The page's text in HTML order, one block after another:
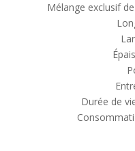
Mélange exclusif
Durée de